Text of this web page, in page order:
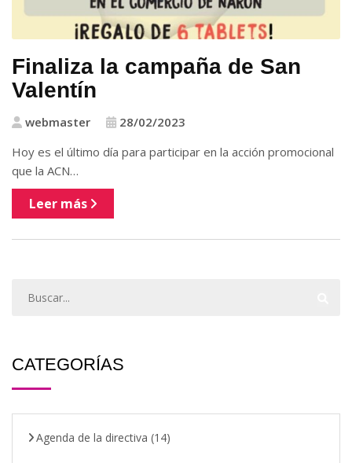
Finaliza la campaña de San
Valentín
webmaster
28/02/2023
Hoy es el último día para participar en la acción promocional
que la ACN…
Leer más
CATEGORÍAS
Agenda de la directiva (14)